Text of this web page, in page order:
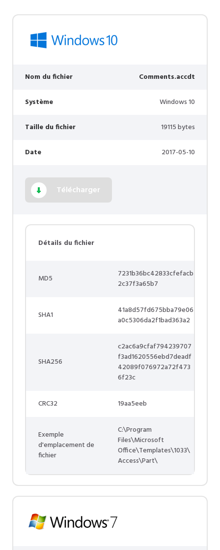
Nom du fichier Comments.accdt
Système Windows 10
Taille du fichier 19115 bytes
Date 2017-05-10
Télécharger
Détails du fichier
MD5
7231b36bc42833cfefacb
2c37f3a65b7
SHA1
41a8d57fd675bba79e06
a0c5306da2f1bad363a2
SHA256
c2ac6a9cfaf794239707
f3ad1620556ebd7deadf
42089f076972a72f473
6f23c
CRC32 19aa5eeb
Exemple
d'emplacement de
fichier
C:\Program
Files\Microsoft
Office\Templates\1033\
Access\Part\